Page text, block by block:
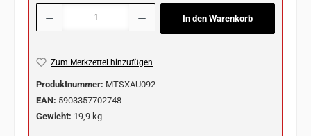
Produkt Anzahl: Gib den gewünschten Wert ein oder benutze die Schaltflächen
In den Warenkorb
Zum Merkzettel hinzufügen
Produktnummer: MTSXAU092
EAN: 5903357702748
Gewicht: 19,9 kg